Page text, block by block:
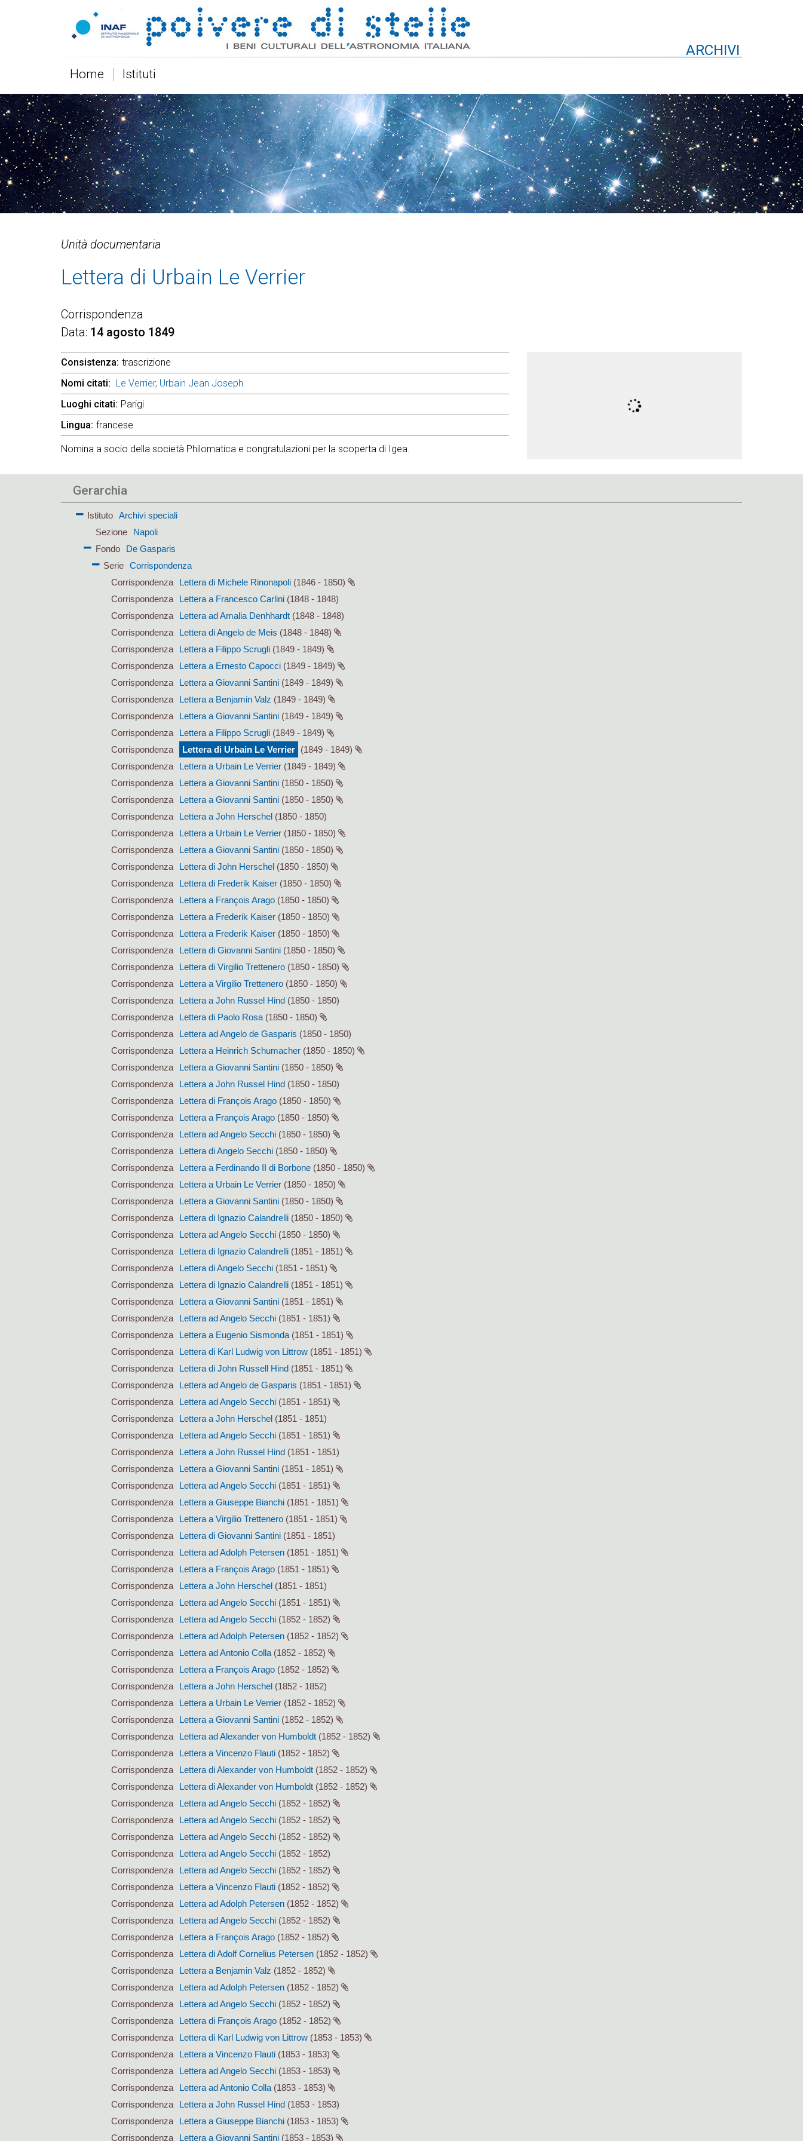
ARCHIVI
Home Istituti
Unità documentaria
Lettera di Urbain Le Verrier
Corrispondenza
Data 14 agosto 1849
Consistenza trascrizione
Nomi citati
Le Verrier, Urbain Jean Joseph
Luoghi citati Parigi
Lingua francese
Nomina a socio della società Philomatica e congratulazioni per la scoperta di Igea.
Gerarchia
Istituto
Archivi speciali
Sezione
Napoli
Fondo
De Gasparis
Serie Corrispondenza
Corrispondenza
Lettera di Michele Rinonapoli (1846 - 1850)
Corrispondenza
Lettera a Francesco Carlini (1848 - 1848)
Corrispondenza
Lettera ad Amalia Denhhardt (1848 - 1848)
Corrispondenza
Lettera di Angelo de Meis (1848 - 1848)
Corrispondenza
Lettera a Filippo Scrugli (1849 - 1849)
Corrispondenza
Lettera a Ernesto Capocci (1849 - 1849)
Corrispondenza
Lettera a Giovanni Santini (1849 - 1849)
Corrispondenza
Lettera a Benjamin Valz (1849 - 1849)
Corrispondenza
Lettera a Giovanni Santini (1849 - 1849)
Corrispondenza
Lettera a Filippo Scrugli (1849 - 1849)
Corrispondenza
Lettera di Urbain Le Verrier (1849 - 1849)
Corrispondenza
Lettera a Urbain Le Verrier (1849 - 1849)
Corrispondenza
Lettera a Giovanni Santini (1850 - 1850)
Corrispondenza
Lettera a Giovanni Santini (1850 - 1850)
Corrispondenza
Lettera a John Herschel (1850 - 1850)
Corrispondenza
Lettera a Urbain Le Verrier (1850 - 1850)
Corrispondenza
Lettera a Giovanni Santini (1850 - 1850)
Corrispondenza
Lettera di John Herschel (1850 - 1850)
Corrispondenza
Lettera di Frederik Kaiser (1850 - 1850)
Corrispondenza
Lettera a François Arago (1850 - 1850)
Corrispondenza
Lettera a Frederik Kaiser (1850 - 1850)
Corrispondenza
Lettera a Frederik Kaiser (1850 - 1850)
Corrispondenza
Lettera di Giovanni Santini (1850 - 1850)
Corrispondenza
Lettera di Virgilio Trettenero (1850 - 1850)
Corrispondenza
Lettera a Virgilio Trettenero (1850 - 1850)
Corrispondenza
Lettera a John Russel Hind (1850 - 1850)
Corrispondenza
Lettera di Paolo Rosa (1850 - 1850)
Corrispondenza
Lettera ad Angelo de Gasparis (1850 - 1850)
Corrispondenza
Lettera a Heinrich Schumacher (1850 - 1850)
Corrispondenza
Lettera a Giovanni Santini (1850 - 1850)
Corrispondenza
Lettera a John Russel Hind (1850 - 1850)
Corrispondenza
Lettera di François Arago (1850 - 1850)
Corrispondenza
Lettera a François Arago (1850 - 1850)
Corrispondenza
Lettera ad Angelo Secchi (1850 - 1850)
Corrispondenza
Lettera di Angelo Secchi (1850 - 1850)
Corrispondenza
Lettera a Ferdinando II di Borbone (1850 - 1850)
Corrispondenza
Lettera a Urbain Le Verrier (1850 - 1850)
Corrispondenza
Lettera a Giovanni Santini (1850 - 1850)
Corrispondenza
Lettera di Ignazio Calandrelli (1850 - 1850)
Corrispondenza
Lettera ad Angelo Secchi (1850 - 1850)
Corrispondenza
Lettera di Ignazio Calandrelli (1851 - 1851)
Corrispondenza
Lettera di Angelo Secchi (1851 - 1851)
Corrispondenza
Lettera di Ignazio Calandrelli (1851 - 1851)
Corrispondenza
Lettera a Giovanni Santini (1851 - 1851)
Corrispondenza
Lettera ad Angelo Secchi (1851 - 1851)
Corrispondenza
Lettera a Eugenio Sismonda (1851 - 1851)
Corrispondenza
Lettera di Karl Ludwig von Littrow (1851 - 1851)
Corrispondenza
Lettera di John Russell Hind (1851 - 1851)
Corrispondenza
Lettera ad Angelo de Gasparis (1851 - 1851)
Corrispondenza
Lettera ad Angelo Secchi (1851 - 1851)
Corrispondenza
Lettera a John Herschel (1851 - 1851)
Corrispondenza
Lettera ad Angelo Secchi (1851 - 1851)
Corrispondenza
Lettera a John Russel Hind (1851 - 1851)
Corrispondenza
Lettera a Giovanni Santini (1851 - 1851)
Corrispondenza
Lettera ad Angelo Secchi (1851 - 1851)
Corrispondenza
Lettera a Giuseppe Bianchi (1851 - 1851)
Corrispondenza
Lettera a Virgilio Trettenero (1851 - 1851)
Corrispondenza
Lettera di Giovanni Santini (1851 - 1851)
Corrispondenza
Lettera ad Adolph Petersen (1851 - 1851)
Corrispondenza
Lettera a François Arago (1851 - 1851)
Corrispondenza
Lettera a John Herschel (1851 - 1851)
Corrispondenza
Lettera ad Angelo Secchi (1851 - 1851)
Corrispondenza
Lettera ad Angelo Secchi (1852 - 1852)
Corrispondenza
Lettera ad Adolph Petersen (1852 - 1852)
Corrispondenza
Lettera ad Antonio Colla (1852 - 1852)
Corrispondenza
Lettera a François Arago (1852 - 1852)
Corrispondenza
Lettera a John Herschel (1852 - 1852)
Corrispondenza
Lettera a Urbain Le Verrier (1852 - 1852)
Corrispondenza
Lettera a Giovanni Santini (1852 - 1852)
Corrispondenza
Lettera ad Alexander von Humboldt (1852 - 1852)
Corrispondenza
Lettera a Vincenzo Flauti (1852 - 1852)
Corrispondenza
Lettera di Alexander von Humboldt (1852 - 1852)
Corrispondenza
Lettera di Alexander von Humboldt (1852 - 1852)
Corrispondenza
Lettera ad Angelo Secchi (1852 - 1852)
Corrispondenza
Lettera ad Angelo Secchi (1852 - 1852)
Corrispondenza
Lettera ad Angelo Secchi (1852 - 1852)
Corrispondenza
Lettera ad Angelo Secchi (1852 - 1852)
Corrispondenza
Lettera ad Angelo Secchi (1852 - 1852)
Corrispondenza
Lettera a Vincenzo Flauti (1852 - 1852)
Corrispondenza
Lettera ad Adolph Petersen (1852 - 1852)
Corrispondenza
Lettera ad Angelo Secchi (1852 - 1852)
Corrispondenza
Lettera a François Arago (1852 - 1852)
Corrispondenza
Lettera di Adolf Cornelius Petersen (1852 - 1852)
Corrispondenza
Lettera a Benjamin Valz (1852 - 1852)
Corrispondenza
Lettera ad Adolph Petersen (1852 - 1852)
Corrispondenza
Lettera ad Angelo Secchi (1852 - 1852)
Corrispondenza
Lettera di François Arago (1852 - 1852)
Corrispondenza
Lettera di Karl Ludwig von Littrow (1853 - 1853)
Corrispondenza
Lettera a Vincenzo Flauti (1853 - 1853)
Corrispondenza
Lettera ad Angelo Secchi (1853 - 1853)
Corrispondenza
Lettera ad Antonio Colla (1853 - 1853)
Corrispondenza
Lettera a John Russel Hind (1853 - 1853)
Corrispondenza
Lettera a Giuseppe Bianchi (1853 - 1853)
Corrispondenza
Lettera a Giovanni Santini (1853 - 1853)